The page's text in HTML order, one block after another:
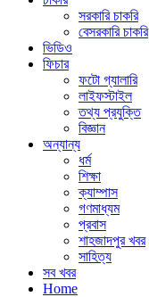
সরকারি চাকরি
বেসরকারি চাকরি
ভিডিও
ফিচার
ফটো গ্যালারি
লাইফস্টাইল
তথ্য প্রযুক্তি
বিজ্ঞান
অন্যান্য
ধর্ম
শিক্ষা
ক্যাম্পাস
গণমাধ্যম
প্রবাস
শাহজাদপুর খবর
সাহিত্য
সব খবর
Home